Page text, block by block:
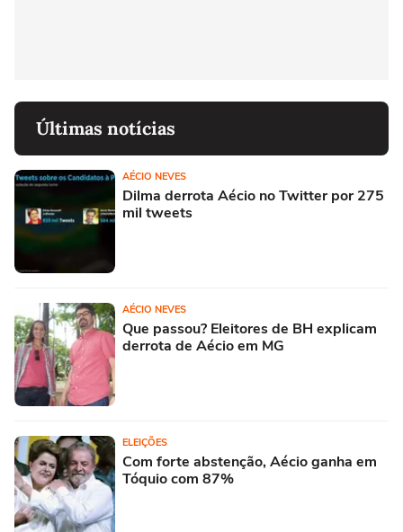
Últimas notícias
AÉCIO NEVES
Dilma derrota Aécio no Twitter por 275
mil tweets
AÉCIO NEVES
Que passou? Eleitores de BH explicam
derrota de Aécio em MG
ELEIÇÕES
Com forte abstenção, Aécio ganha em
Tóquio com 87%